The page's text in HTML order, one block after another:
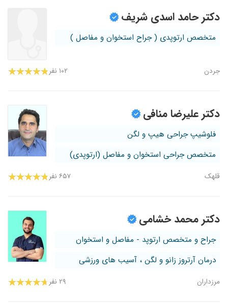
دکتر حامد اسدی شریف
متخصص ارتوپدی ( جراح استخوان و مفاصل )
جردن ۱۰۲ نفر
دکتر علیرضا منافی
فلوشیپ جراحی هیپ و لگن
متخصص جراحی استخوان و مفاصل (ارتوپدی)
قلهک ۶۵۷ نفر
دکتر محمد خشامی
جراح و متخصص ارتوپد - مفاصل و استخوان
درمان آرتروز زانو و لگن ، آسیب های ورزشی
مرزداران ۲۹ نفر